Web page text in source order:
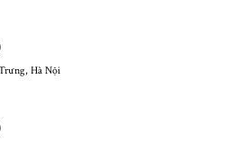
Hà Nội